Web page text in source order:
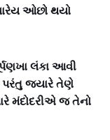
ઓછો થયો
લંકા આવી
પરંતુ જ્યારે તેણે
મંદોદરીએ જ તેનો